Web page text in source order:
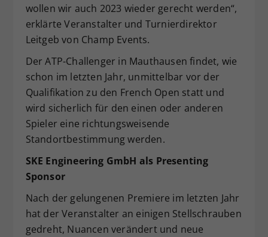
wollen wir auch 2023 wieder gerecht werden“,
erklärte Veranstalter und Turnierdirektor
Leitgeb von Champ Events.
Der ATP-Challenger in Mauthausen findet, wie
schon im letzten Jahr, unmittelbar vor der
Qualifikation zu den French Open statt und
wird sicherlich für den einen oder anderen
Spieler eine richtungsweisende
Standortbestimmung werden.
SKE Engineering GmbH als Presenting
Sponsor
Nach der gelungenen Premiere im letzten Jahr
hat der Veranstalter an einigen Stellschrauben
gedreht, Nuancen verändert und neue